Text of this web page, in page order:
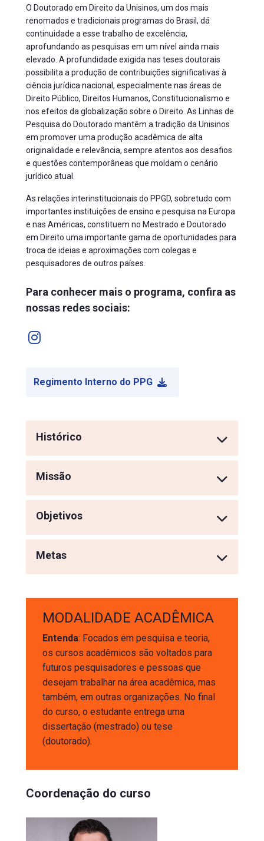
O Doutorado em Direito da Unisinos, um dos mais
renomados e tradicionais programas do Brasil, dá
continuidade a esse trabalho de excelência,
aprofundando as pesquisas em um nível ainda mais
elevado. A profundidade exigida nas teses doutorais
possibilita a produção de contribuições significativas à
ciência jurídica nacional, especialmente nas áreas de
Direito Público, Direitos Humanos, Constitucionalismo e
nos efeitos da globalização sobre o Direito. As Linhas de
Pesquisa do Doutorado mantêm a tradição da Unisinos
em promover uma produção acadêmica de alta
originalidade e relevância, sempre atentos aos desafios
e questões contemporâneas que moldam o cenário
jurídico atual.
As relações interinstitucionais do PPGD, sobretudo com
importantes instituições de ensino e pesquisa na Europa
e nas Américas, constituem no Mestrado e Doutorado
em Direito uma importante gama de oportunidades para
troca de ideias e aproximações com colegas e
pesquisadores de outros países.
Para conhecer mais o programa, confira as
nossas redes sociais:
Regimento Interno do PPG
Histórico
Missão
Objetivos
Metas
MODALIDADE ACADÊMICA
Entenda: Focados em pesquisa e teoria,
os cursos acadêmicos são voltados para
futuros pesquisadores e pessoas que
desejam trabalhar na área acadêmica, mas
também, em outras organizações. No final
do curso, o estudante entrega uma
dissertação (mestrado) ou tese
(doutorado).
Coordenação do curso